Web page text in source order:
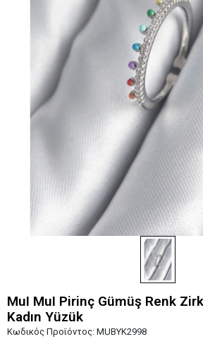
MuI MuI Pirinç Gümüş Renk
Kadın Yüzük
Κωδικός Προϊόντος: MUBYK2998